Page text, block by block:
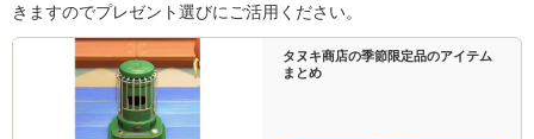
きますのでプレゼント選びにご活用ください。
タヌキ商店の季節限定品のアイテム
まとめ